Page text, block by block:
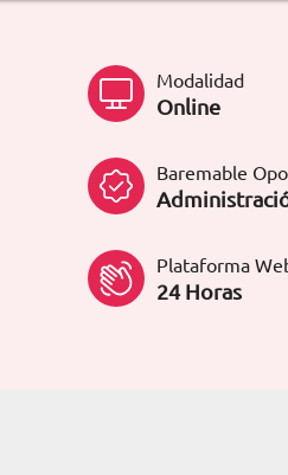
Modalidad
Online
Baremable
Plataforma
24 Horas